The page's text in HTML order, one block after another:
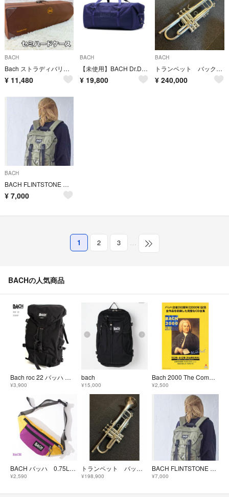
BACH
Bach ストラディバリウス セミハードケース トロンボーンケース 管楽器 希少
¥ 11,480
BACH
【未使用】BACH Dr.Duffel バッハ ドクターダッフル 110L
¥ 19,800
BACH
トランペット バック 180ML37 銀 ￥56万 Trumpet BACH
¥ 240,000
BACH
BACH FLINTSTONE バックパック
¥ 7,000
1 2 3 …
BACHの人気商品
Bach roc 22 バッハ ロック 22 リュック roc22 バックパック
¥3,900
bach
¥15,000
Bach 2000 The Complete Bach Edition パンフ
¥2,500
BACH バッハ 0.75L サコッシュ ウエストバッグ ショルダーバッグ
¥2,590
トランペット バック 180ML37 SP ￥56万 Trumpet BACH
¥198,900
BACH FLINTSTONE バックパック
¥7,000